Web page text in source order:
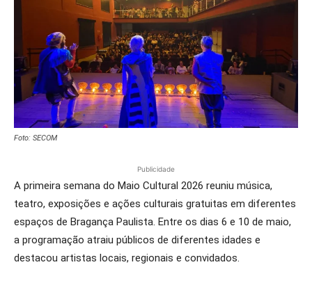
Foto: SECOM
Publicidade
A primeira semana do Maio Cultural 2026 reuniu música,
teatro, exposições e ações culturais gratuitas em diferentes
espaços de Bragança Paulista. Entre os dias 6 e 10 de maio,
a programação atraiu públicos de diferentes idades e
destacou artistas locais, regionais e convidados.